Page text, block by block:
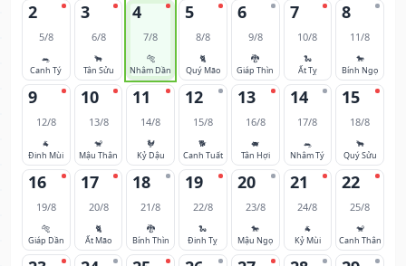
2
5/8
🐀
Canh Tý
3
6/8
🐂
Tân Sửu
4
7/8
🐅
Nhâm Dần
5
8/8
🐈
Quý Mão
6
9/8
🐉
Giáp Thìn
7
10/8
🐍
Ất Tỵ
8
11/8
🐎
Bính Ngọ
9
12/8
🐐
Đinh Mùi
10
13/8
🐒
Mậu Thân
11
14/8
🐓
Kỷ Dậu
12
15/8
🐕
Canh Tuất
13
16/8
🐖
Tân Hợi
14
17/8
🐀
Nhâm Tý
15
18/8
🐂
Quý Sửu
16
19/8
🐅
Giáp Dần
17
20/8
🐈
Ất Mão
18
21/8
🐉
Bính Thìn
19
22/8
🐍
Đinh Tỵ
20
23/8
🐎
Mậu Ngọ
21
24/8
🐐
Kỷ Mùi
22
25/8
🐒
Canh Thân